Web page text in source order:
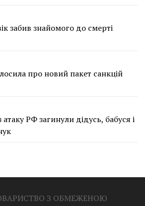
забив знайомого до смерті
про новий пакет санкцій
РФ загинули дідусь, бабуся і
З ОБМЕЖЕНОЮ